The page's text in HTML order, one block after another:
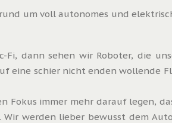
um voll autonomes und
dann sehen wir Roboter, die
eine schier nicht enden wollende
Fokus immer mehr darauf legen,
werden lieber bewusst dem